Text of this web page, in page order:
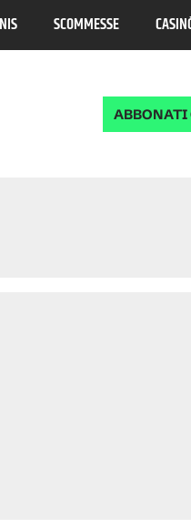
SCOMMESSE
ABBONATI